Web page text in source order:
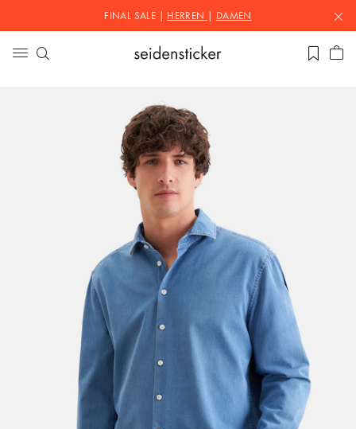
FINAL SALE | HERREN DAMEN